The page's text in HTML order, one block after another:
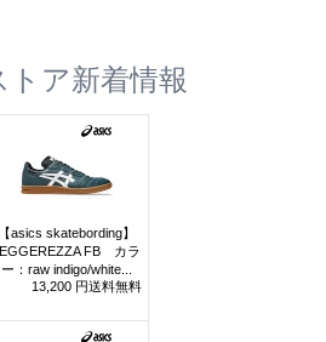
トア新着情報